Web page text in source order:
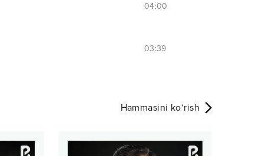
04:00
03:39
Hammasini ko‘rish